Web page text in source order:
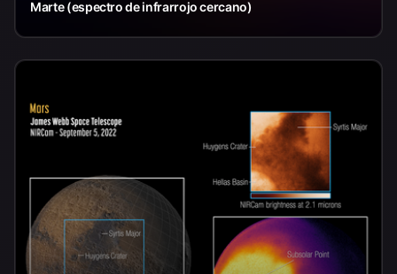
Marte (espectro de infrarrojo cercano)